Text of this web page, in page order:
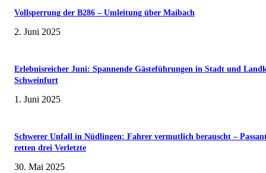
Vollsperrung der B286 – Umleitung über Maibach
2. Juni 2025
Erlebnisreicher Juni: Spannende Gästeführungen in Stadt und
Schweinfurt
1. Juni 2025
Schwerer Unfall in Nüdlingen: Fahrer vermutlich berauscht –
retten drei Verletzte
30. Mai 2025